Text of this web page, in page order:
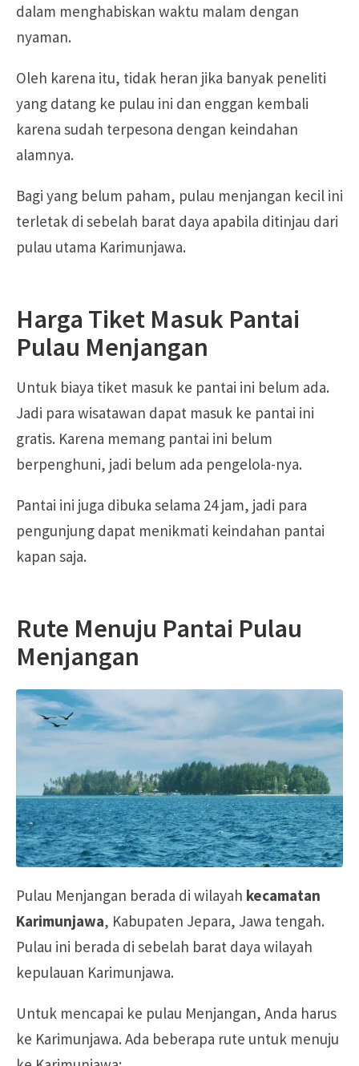
dalam menghabiskan waktu malam dengan
nyaman.
Oleh karena itu, tidak heran jika banyak peneliti
yang datang ke pulau ini dan enggan kembali
karena sudah terpesona dengan keindahan
alamnya.
Bagi yang belum paham, pulau menjangan kecil ini
terletak di sebelah barat daya apabila ditinjau dari
pulau utama Karimunjawa.
Harga Tiket Masuk Pantai
Pulau Menjangan
Untuk biaya tiket masuk ke pantai ini belum ada.
Jadi para wisatawan dapat masuk ke pantai ini
gratis. Karena memang pantai ini belum
berpenghuni, jadi belum ada pengelola-nya.
Pantai ini juga dibuka selama 24 jam, jadi para
pengunjung dapat menikmati keindahan pantai
kapan saja.
Rute Menuju Pantai Pulau
Menjangan
Pulau Menjangan berada di wilayah kecamatan
Karimunjawa, Kabupaten Jepara, Jawa tengah.
Pulau ini berada di sebelah barat daya wilayah
kepulauan Karimunjawa.
Untuk mencapai ke pulau Menjangan, Anda harus
ke Karimunjawa. Ada beberapa rute untuk menuju